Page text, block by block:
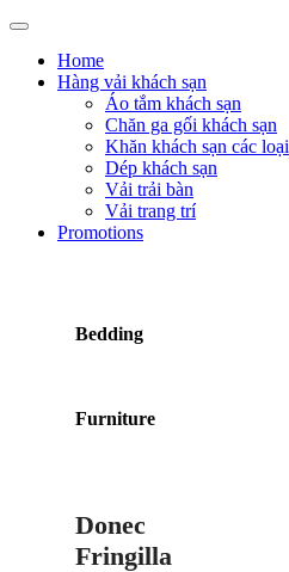
Home
Hàng vải khách sạn
Áo tắm khách sạn
Chăn ga gối khách sạn
Khăn khách sạn các loại
Dép khách sạn
Vải trải bàn
Vải trang trí
Promotions
Bedding
Furniture
Donec
Fringilla